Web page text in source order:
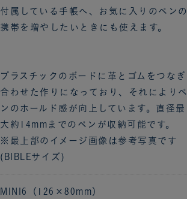
付属している手帳へ、お気に入りのペンの
携帯を増やしたいときにも使えます。
プラスチックのボードに革とゴムをつなぎ
合わせた作りになっており、それによりペ
ンのホールド感が向上しています。直径最
大約14mmまでのペンが収納可能です。
※最上部のイメージ画像は参考写真です
(BIBLEサイズ)
MINI6（126×80mm）